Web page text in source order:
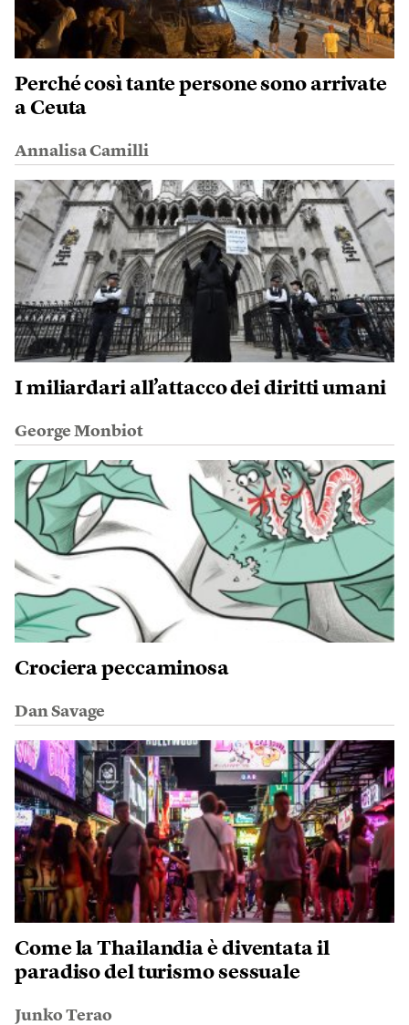
Perché così tante persone sono arrivate
a Ceuta
Annalisa Camilli
I miliardari all’attacco dei diritti umani
George Monbiot
Crociera peccaminosa
Dan Savage
Come la Thailandia è diventata il
paradiso del turismo sessuale
Junko Terao